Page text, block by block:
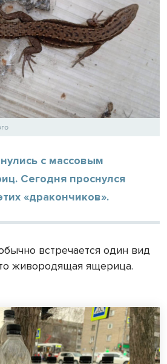
с массовым
Сегодня проснулся
«дракончиков».
встречается один вид
живородящая ящерица.